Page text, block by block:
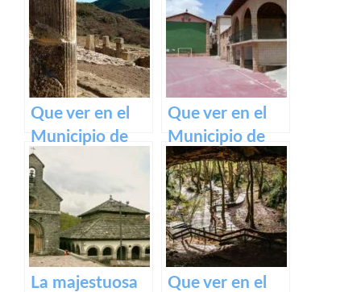
Olite y su
impresionante
Castillo Palacio
Real.
Que ver en el
Municipio de
Eslava
(Navarra) en
Navarra
Que ver en el
Municipio de
Armañanzas en
Navarra
La majestuosa
Que ver en el